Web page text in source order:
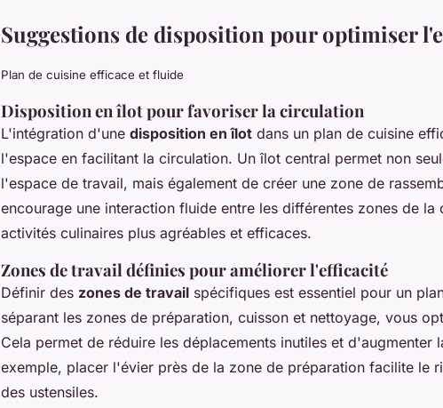
Suggestions de disposition pour optimiser
Plan de cuisine efficace et fluide
Disposition en îlot pour favoriser la circulation
L'intégration d'une disposition en îlot dans un plan de cuisine
l'espace en facilitant la circulation. Un îlot central permet non
l'espace de travail, mais également de créer une zone de
encourage une interaction fluide entre les différentes zones de la
activités culinaires plus agréables et efficaces.
Zones de travail définies pour améliorer l'efficacité
Définir des zones de travail spécifiques est essentiel pour un
séparant les zones de préparation, cuisson et nettoyage, vous
Cela permet de réduire les déplacements inutiles et d'augmenter
exemple, placer l'évier près de la zone de préparation facilite le
des ustensiles.